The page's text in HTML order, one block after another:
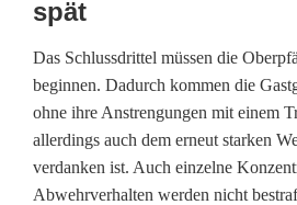
D
e
v
i
l
spät
Das Schlussdrittel müssen die
beginnen. Dadurch kommen die
ohne ihre Anstrengungen mit einem
allerdings auch dem erneut starken
verdanken ist. Auch einzelne
Abwehrverhalten werden nicht